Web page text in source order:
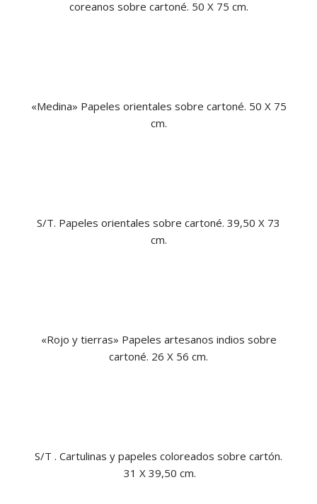
coreanos sobre cartoné. 50 X 75 cm.
«Medina» Papeles orientales sobre cartoné. 50 X 75
cm.
S/T. Papeles orientales sobre cartoné. 39,50 X 73
cm.
«Rojo y tierras» Papeles artesanos indios sobre
cartoné. 26 X 56 cm.
S/T . Cartulinas y papeles coloreados sobre cartón.
31 X 39,50 cm.